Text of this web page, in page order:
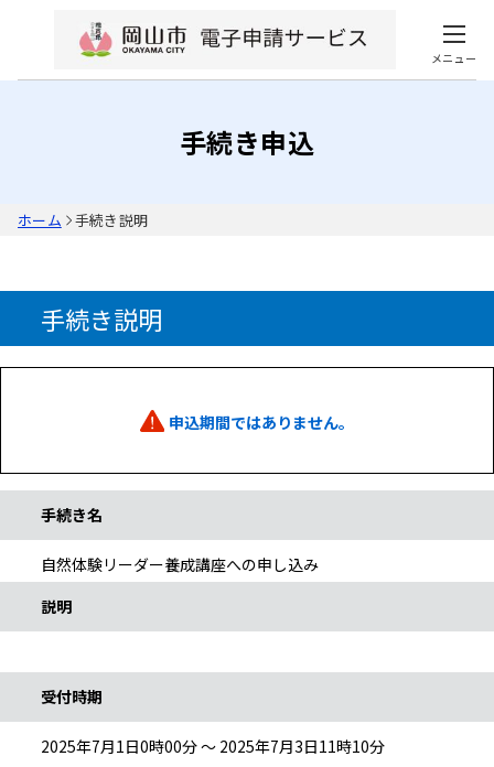
メニュー
手続き申込
ホーム 手続き説明
手続き説明
申込期間ではありません。
手続き名
自然体験リーダー養成講座への申し込み
説明
受付時期
2025年7月1日0時00分 ～ 2025年7月3日11時10分